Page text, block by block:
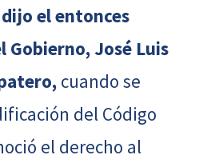
el entonces
Gobierno, José Luis
cuando se
del Código
el derecho al